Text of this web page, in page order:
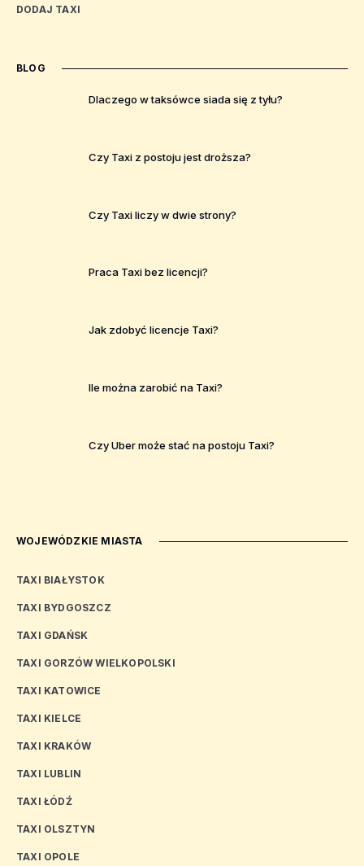
DODAJ TAXI
BLOG
Dlaczego w taksówce siada się z tyłu?
Czy Taxi z postoju jest droższa?
Czy Taxi liczy w dwie strony?
Praca Taxi bez licencji?
Jak zdobyć licencje Taxi?
Ile można zarobić na Taxi?
Czy Uber może stać na postoju Taxi?
WOJEWÓDZKIE MIASTA
TAXI BIAŁYSTOK
TAXI BYDGOSZCZ
TAXI GDAŃSK
TAXI GORZÓW WIELKOPOLSKI
TAXI KATOWICE
TAXI KIELCE
TAXI KRAKÓW
TAXI LUBLIN
TAXI ŁÓDŹ
TAXI OLSZTYN
TAXI OPOLE